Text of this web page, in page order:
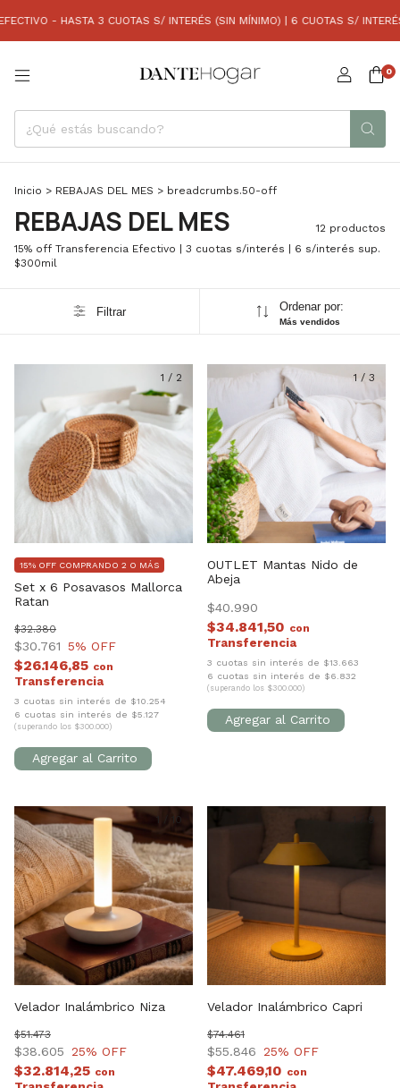
- HASTA 3 CUOTAS S/ INTERÉS (SIN MÍNIMO) | 6 CUOTAS S/ INTERÉS
0
Inicio > REBAJAS DEL MES > breadcrumbs.50-off
REBAJAS DEL MES
12 productos
15% off Transferencia Efectivo | 3 cuotas s/interés | 6 s/interés sup.
$300mil
Filtrar Ordenar por:
Más vendidos
1 / 2
Set x 6 Posavasos Mallorca
Ratan
$30.761
$32.380
5% OFF
15% OFF COMPRANDO 2 O MÁS
$26.146,85 con
3 cuotas sin interés de $10.254
6 cuotas sin interés de $5.127
(superando los $300.000)
1 / 3
OUTLET Mantas Nido de
Abeja
$40.990
$34.841,50 con
3 cuotas sin interés de $13.663
6 cuotas sin interés de $6.832
(superando los $300.000)
1 10
Velador Inalámbrico Niza
$38.605
$51.473
25% OFF
$32.814,25 con
9
Velador Inalámbrico Capri
$55.846
$74.461
25% OFF
$47.469,10 con